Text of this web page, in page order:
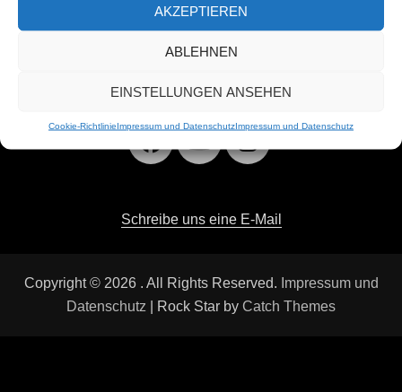
AKZEPTIEREN
ABLEHNEN
EINSTELLUNGEN ANSEHEN
Cookie-RichtlinieImpressum und DatenschutzImpressum und Datenschutz
Schreibe uns eine E-Mail
Copyright © 2026 . All Rights Reserved. Impressum und
Datenschutz | Rock Star by Catch Themes